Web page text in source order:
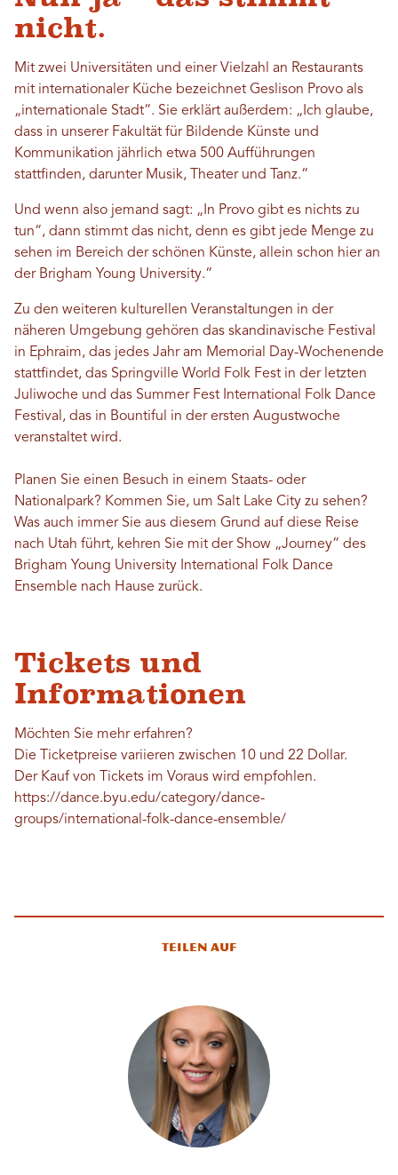
nicht.
Mit zwei Universitäten und einer Vielzahl an Restaurants
mit internationaler Küche bezeichnet Geslison Provo als
„internationale Stadt“. Sie erklärt außerdem: „Ich glaube,
dass in unserer Fakultät für Bildende Künste und
Kommunikation jährlich etwa 500 Aufführungen
stattfinden, darunter Musik, Theater und Tanz.“
Und wenn also jemand sagt: „In Provo gibt es nichts zu
tun“, dann stimmt das nicht, denn es gibt jede Menge zu
sehen im Bereich der schönen Künste, allein schon hier an
der Brigham Young University.“
Zu den weiteren kulturellen Veranstaltungen in der
näheren Umgebung gehören das skandinavische Festival
in Ephraim, das jedes Jahr am Memorial Day-Wochenende
stattfindet, das Springville World Folk Fest in der letzten
Juliwoche und das Summer Fest International Folk Dance
Festival, das in Bountiful in der ersten Augustwoche
veranstaltet wird.
Planen Sie einen Besuch in einem Staats- oder
Nationalpark? Kommen Sie, um Salt Lake City zu sehen?
Was auch immer Sie aus diesem Grund auf diese Reise
nach Utah führt, kehren Sie mit der Show „Journey“ des
Brigham Young University International Folk Dance
Ensemble nach Hause zurück.
Tickets und
Informationen
Möchten Sie mehr erfahren?
Die Ticketpreise variieren zwischen 10 und 22 Dollar.
Der Kauf von Tickets im Voraus wird empfohlen.
https://dance.byu.edu/category/dance-
groups/international-folk-dance-ensemble/
Teilen auf